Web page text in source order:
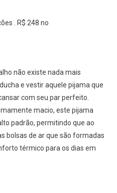
. R$ 248 no
não existe nada mais
e vestir aquele pijama que
com seu par perfeito.
macio, este pijama
padrão, permitindo que ao
bolsas de ar que são formadas
térmico para os dias em